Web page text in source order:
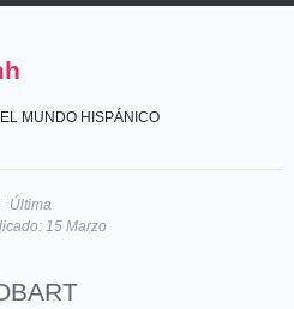
MUNDO HISPÁNICO
Última
15 Marzo